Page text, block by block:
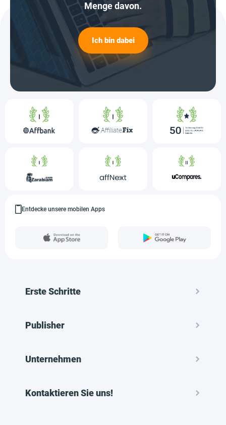
Menge davon.
Ich bin dabei
Entdecke unsere mobilen Apps
Erste Schritte
Publisher
Unternehmen
Kontaktieren Sie uns!